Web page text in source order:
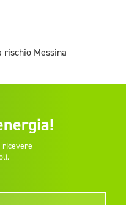
rischio Messina